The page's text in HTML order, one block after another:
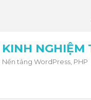
KINH NGHIỆM
Nền tảng WordPress, PHP